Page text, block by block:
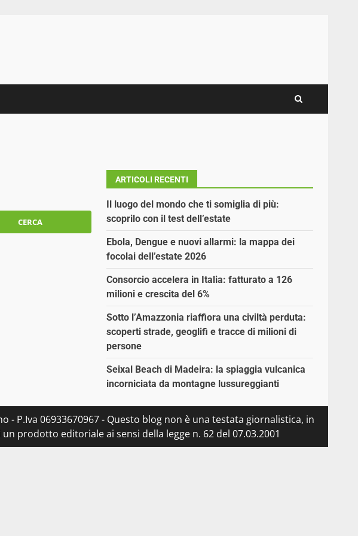
ARTICOLI RECENTI
Il luogo del mondo che ti somiglia di più:
scoprilo con il test dell’estate
Ebola, Dengue e nuovi allarmi: la mappa dei
focolai dell’estate 2026
Consorcio accelera in Italia: fatturato a 126
milioni e crescita del 6%
Sotto l’Amazzonia riaffiora una civiltà perduta:
scoperti strade, geoglifi e tracce di milioni di
persone
Seixal Beach di Madeira: la spiaggia vulcanica
incorniciata da montagne lussureggianti
- P.Iva 06933670967 - Questo blog non è una testata giornalistica, in
prodotto editoriale ai sensi della legge n. 62 del 07.03.2001